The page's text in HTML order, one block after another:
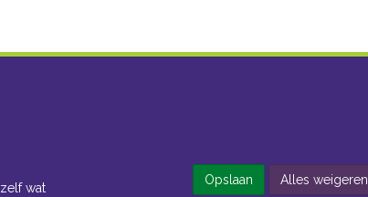
wat
Opslaan Alles weigeren